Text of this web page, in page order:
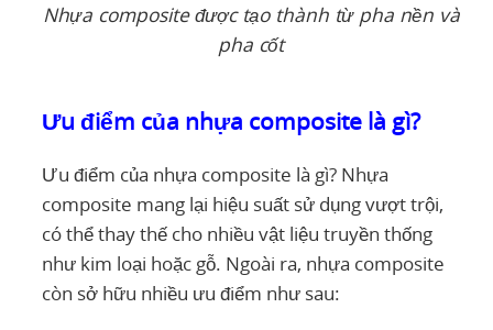
Nhựa composite được tạo thành từ pha nền và
pha cốt
Ưu điểm của nhựa composite là gì?
Ưu điểm của nhựa composite là gì? Nhựa
composite mang lại hiệu suất sử dụng vượt trội,
có thể thay thế cho nhiều vật liệu truyền thống
như kim loại hoặc gỗ. Ngoài ra, nhựa composite
còn sở hữu nhiều ưu điểm như sau: